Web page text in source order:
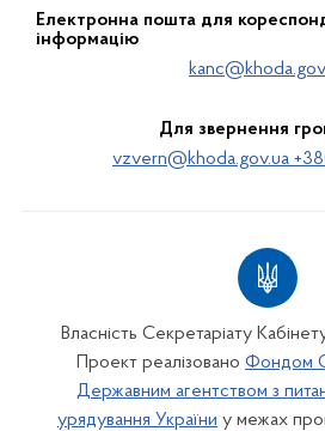
Електронна пошта для
інформацію
Для звернення
vzvern@khoda.gov.ua
Власність Секретаріату
Проект реалізовано Фондом
Державним агентством з
урядування України у межах